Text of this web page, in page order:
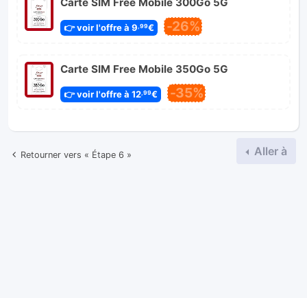
Carte SIM Free Mobile 300Go 5G
👉 voir l'offre à 9 ,99€ -26%
Carte SIM Free Mobile 350Go 5G
👉 voir l'offre à 12,99€ -35%
Retourner vers « Étape 6 » Aller à